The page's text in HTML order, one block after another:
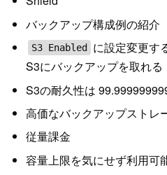
バックアップ構成例の紹介
S3 Enabled
に設定変更す
S3にバックアップを取れる
S3の耐久性は
高価なバックアップストレ
従量課金
容量上限を気にせず利用可